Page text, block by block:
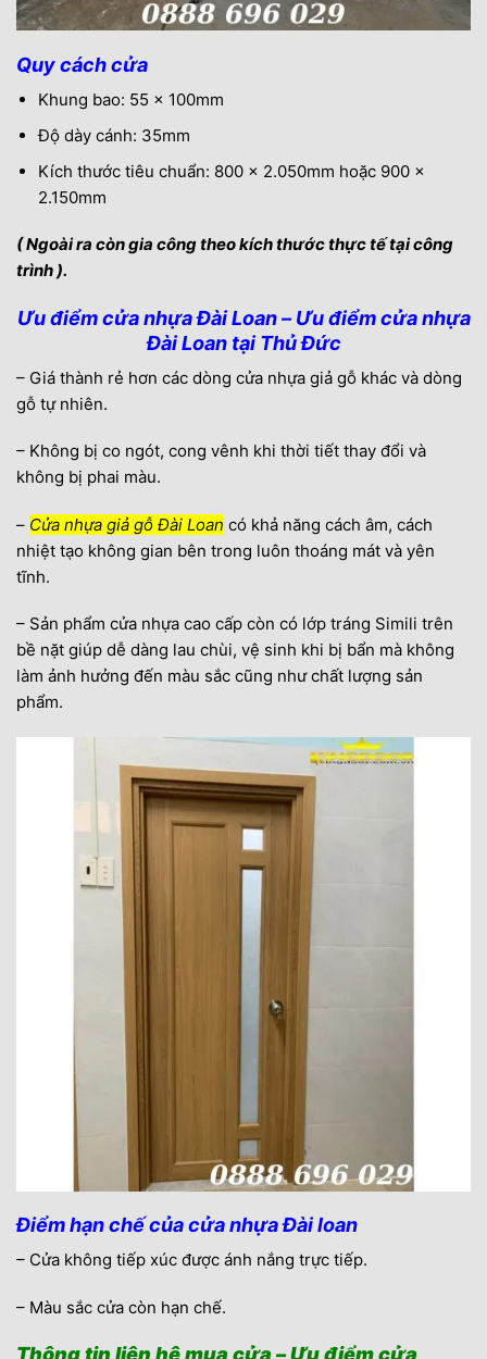
Quy cách cửa
Khung bao: 55 x 100mm
Độ dày cánh: 35mm
Kích thước tiêu chuẩn: 800 x 2.050mm hoặc 900 x
2.150mm
( Ngoài ra còn gia công theo kích thước thực tế tại công
trình ).
Ưu điểm cửa nhựa Đài Loan – Ưu điểm cửa nhựa
Đài Loan tại Thủ Đức
– Giá thành rẻ hơn các dòng cửa nhựa giả gỗ khác và dòng
gỗ tự nhiên.
– Không bị co ngót, cong vênh khi thời tiết thay đổi và
không bị phai màu.
– Cửa nhựa giả gỗ Đài Loan có khả năng cách âm, cách
nhiệt tạo không gian bên trong luôn thoáng mát và yên
tĩnh.
– Sản phẩm cửa nhựa cao cấp còn có lớp tráng Simili trên
bề nặt giúp dễ dàng lau chùi, vệ sinh khi bị bẩn mà không
làm ảnh hưởng đến màu sắc cũng như chất lượng sản
phẩm.
Điểm hạn chế của cửa nhựa Đài loan
– Cửa không tiếp xúc được ánh nắng trực tiếp.
– Màu sắc cửa còn hạn chế.
Thông tin liên hệ mua cửa – Ưu điểm cửa